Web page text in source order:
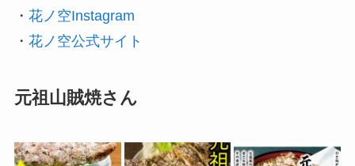
・ 花ノ空Instagram
・ 花ノ空公式サイト
元祖山賊焼さん